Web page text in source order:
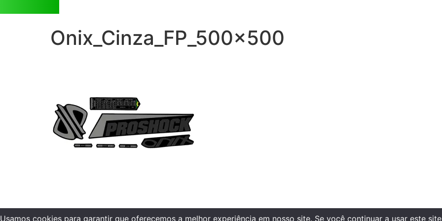
Onix_Cinza_FP_500x500
Usamos cookies para garantir que oferecemos a melhor experiência em nosso site. Se você continuar a usar este